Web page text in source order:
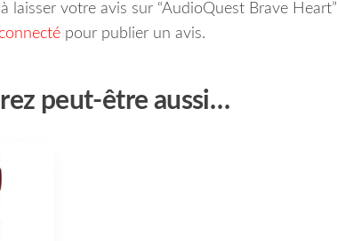
laisser votre avis sur “AudioQuest Brave Heart”
connectépour publier un avis.
peut-être aussi…